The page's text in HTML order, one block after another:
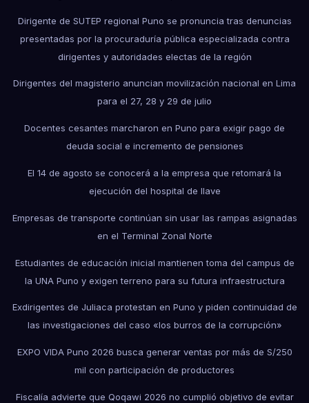
Dirigente de SUTEP regional Puno se pronuncia tras denuncias
presentadas por la procuraduría pública especializada contra
dirigentes y autoridades electas de la región
Dirigentes del magisterio anuncian movilización nacional en Lima
para el 27, 28 y 29 de julio
Docentes cesantes marcharon en Puno para exigir pago de
deuda social e incremento de pensiones
El 14 de agosto se conocerá a la empresa que retomará la
ejecución del hospital de Ilave
Empresas de transporte continúan sin usar las rampas asignadas
en el Terminal Zonal Norte
Estudiantes de educación inicial mantienen toma del campus de
la UNA Puno y exigen terreno para su futura infraestructura
Exdirigentes de Juliaca protestan en Puno y piden continuidad de
las investigaciones del caso «los burros de la corrupción»
EXPO VIDA Puno 2026 busca generar ventas por más de S/250
mil con participación de productores
Fiscalía advierte que Qoqawi 2026 no cumplió objetivo de evitar